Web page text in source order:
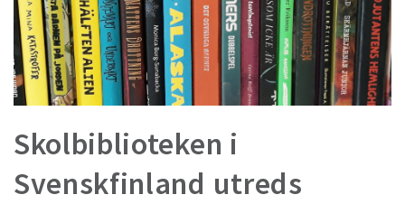
Skolbiblioteken i
Svenskfinland utreds